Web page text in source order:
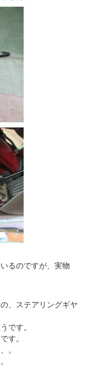
るのですが、実物
、ステアリングギヤ
です。
す。
。